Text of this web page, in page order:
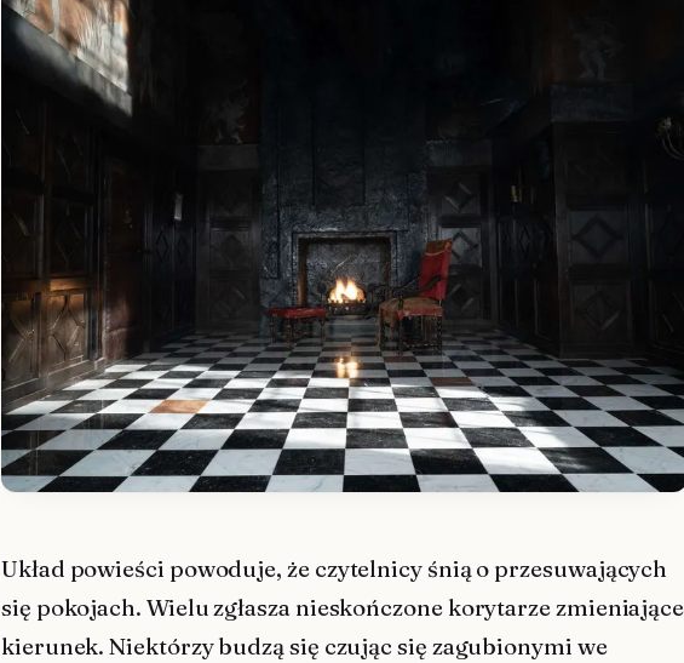
Układ powieści powoduje, że czytelnicy śnią o przesuwających
się pokojach. Wielu zgłasza nieskończone korytarze zmieniające
kierunek. Niektórzy budzą się czując się zagubionymi we